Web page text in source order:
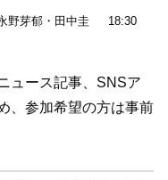
野芽郁・田中圭 18:30
ュース記事、SNSア
、参加希望の方は事前